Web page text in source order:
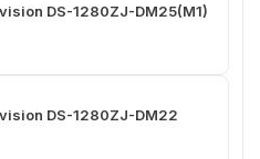
DS-1280ZJ-DM25(M1)
DS-1280ZJ-DM22